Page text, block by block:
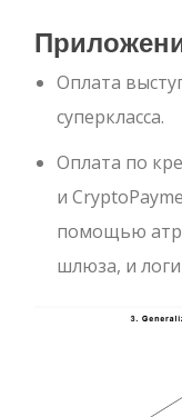
Оплата
суперкласса.
Оплата по
и
помощью
шлюза, и